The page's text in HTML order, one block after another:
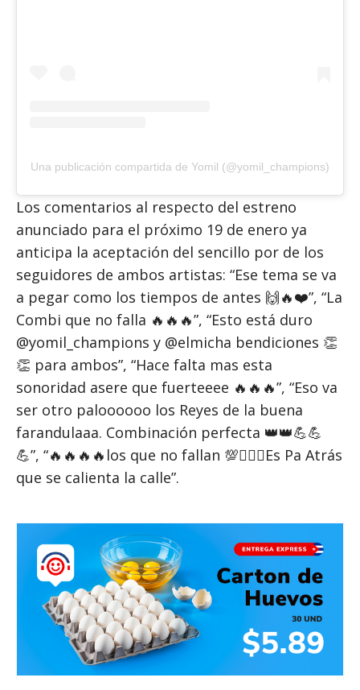
Una publicación compartida de Yomil (@yomil_champions)
Los comentarios al respecto del estreno
anunciado para el próximo 19 de enero ya
anticipa la aceptación del sencillo por de los
seguidores de ambos artistas: “Ese tema se va
a pegar como los tiempos de antes 🙌🔥❤️”, “La
Combi que no falla 🔥🔥🔥”, “Esto está duro
@yomil_champions y @elmicha bendiciones 👏
👏 para ambos”, “Hace falta mas esta
sonoridad asere que fuerteeee 🔥🔥🔥”, “Eso va
ser otro paloooooo los Reyes de la buena
farandulaaa. Combinación perfecta 👑👑💪💪
💪”, “🔥🔥🔥🔥los que no fallan 💯🧏🏾‍♂️Es Pa Atrás
que se calienta la calle”.